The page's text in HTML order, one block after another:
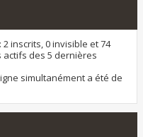
inscrits, 0 invisible et 74
actifs des 5 dernières
simultanément a été de